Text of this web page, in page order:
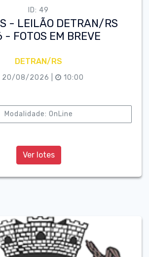
ID: 49
- LEILÃO DETRAN/RS
FOTOS EM BREVE
DETRAN/RS
20/08/2026 | 10:00
Modalidade: OnLine
Ver lotes